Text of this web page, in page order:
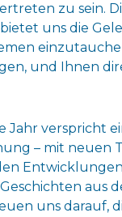
zu sein.
uns die
und Ihnen
Jahr verspricht
– mit neuen
aus
uns darauf,